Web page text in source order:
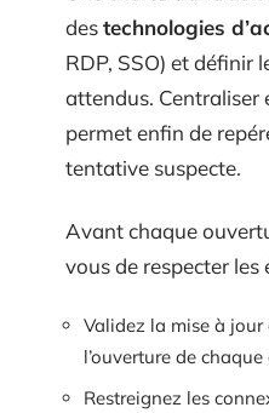
destechnologies
RDP, SSO) et définir
attendus. Centraliser
permet enfin de
tentative suspecte.
Avant chaque
vous de respecter les
Validez la mise à jour
l’ouverture de chaque
Restreignez les